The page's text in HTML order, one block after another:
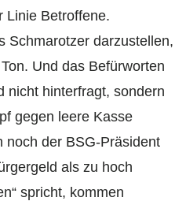
Linie Betroffene.
Schmarotzer darzustellen,
Und das Befürworten
nicht hinterfragt, sondern
gegen leere Kasse
noch der BSG-Präsident
als zu hoch
spricht, kommen